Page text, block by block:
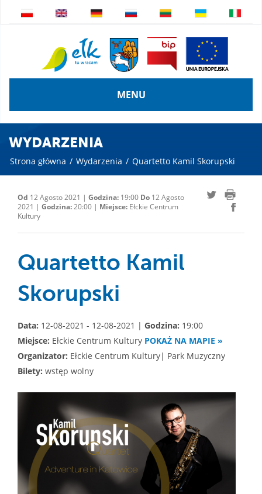
MENU
WYDARZENIA
Strona główna / Wydarzenia / Quartetto Kamil Skorupski
Od 12 Agosto 2021 | Godzina: 19:00 Do 12 Agosto
2021 | Godzina:20:00 | Miejsce: Ełckie Centrum
Kultury
Quartetto Kamil
Skorupski
Data: 12-08-2021 - 12-08-2021 | Godzina: 19:00
Miejsce: Ełckie Centrum Kultury POKAŻ NA MAPIE »
Organizator: Ełckie Centrum Kultury| Park Muzyczny
Bilety: wstęp wolny